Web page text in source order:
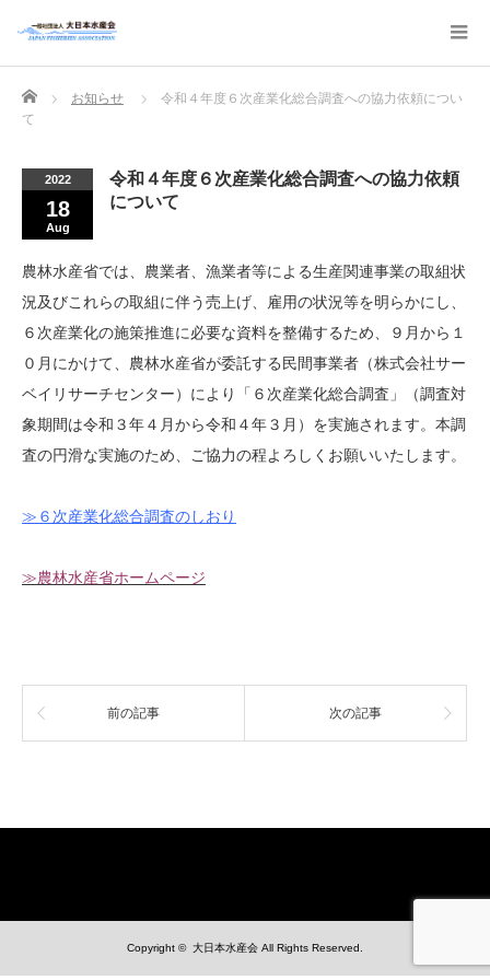
Home お知らせ
令和４年度６次産業化総合調査への協力依頼につい
て
2022
18
Aug
令和４年度６次産業化総合調査への協力依頼
について
農林水産省では、農業者、漁業者等による生産関連事業の取組状
況及びこれらの取組に伴う売上げ、雇用の状況等を明らかにし、
６次産業化の施策推進に必要な資料を整備するため、９月から１
０月にかけて、農林水産省が委託する民間事業者（株式会社サー
ベイリサーチセンター）により「６次産業化総合調査」（調査対
象期間は令和３年４月から令和４年３月）を実施されます。本調
査の円滑な実施のため、ご協力の程よろしくお願いいたします。
≫６次産業化総合調査のしおり
≫農林水産省ホームページ
前の記事 次の記事
Copyright © 大日本水産会 All Rights Reserved.